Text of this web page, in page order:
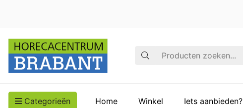
Zoek op
Categorieën Home Winkel Iets aanbieden?